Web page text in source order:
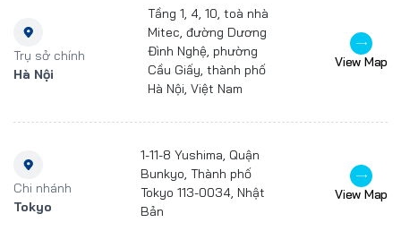
Trụ sở chính
Hà Nội
Tầng 1, 4, 10, toà nhà
Mitec, đường Dương
Đình Nghệ, phường
Cầu Giấy, thành phố
Hà Nội, Việt Nam
View Map
Chi nhánh
Tokyo
1-11-8 Yushima, Quận
Bunkyo, Thành phố
Tokyo 113-0034, Nhật
Bản
View Map